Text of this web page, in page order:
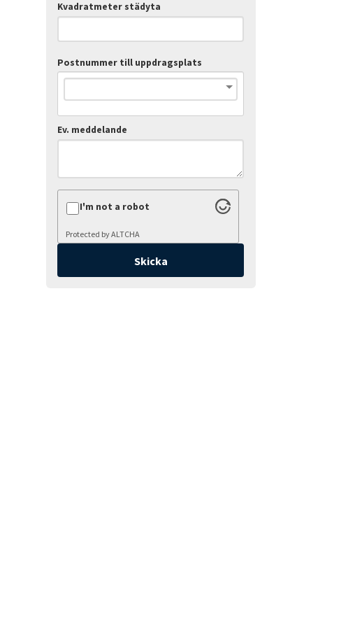
Kvadratmeter städyta
Postnummer till uppdragsplats
Ev. meddelande
I'm not a robot
Protected byALTCHA